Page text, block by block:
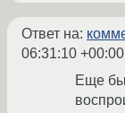
Ответ на:
06:31:10 +00:00
Еще бы